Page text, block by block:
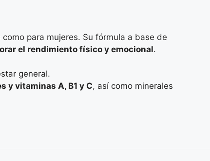
para mujeres. Su fórmula a base de
el rendimiento físico y emocional.
general.
y vitaminas A, B1 y C, así como minerales